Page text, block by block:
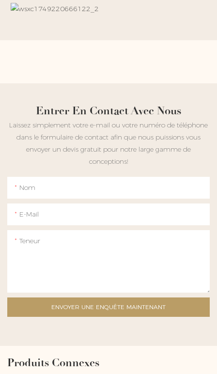
Entrer En Contact Avec Nous
Laissez simplement votre e-mail ou votre numéro de téléphone
dans le formulaire de contact afin que nous puissions vous
envoyer un devis gratuit pour notre large gamme de
conceptions!
Nom
E-Mail
Teneur
ENVOYER UNE ENQUÊTE MAINTENANT
Produits Connexes